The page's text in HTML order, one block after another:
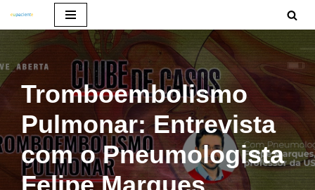
Pular
para
o
conteúdo
Tromboembolismo
Pulmonar: Entrevista
com o Pneumologista